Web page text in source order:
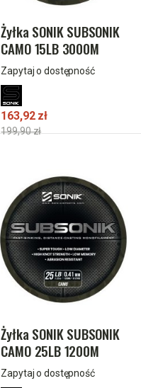
Żyłka SONIK SUBSONIK
CAMO 15LB 3000M
0.31mm
Zapytaj o dostępność
163,92 zł
199,90 zł
Żyłka SONIK SUBSONIK
CAMO 25LB 1200M
0.41mm
Zapytaj o dostępność